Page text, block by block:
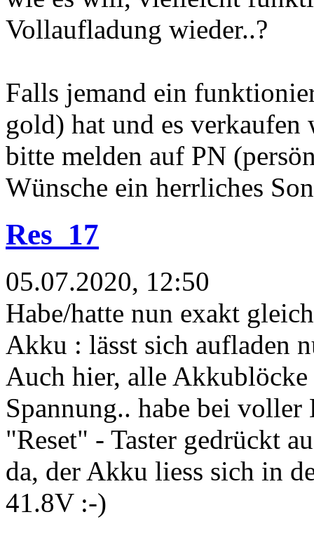
Vollaufladung wieder..?
Falls jemand ein
gold) hat und es verkaufen
bitte melden auf PN
Wünsche ein herrliches
Res_17
05.07.2020, 12:50
Habe/hatte nun exakt
Akku : lässt sich aufladen
Auch hier, alle
Spannung.. habe bei
"Reset" - Taster gedrückt
da, der Akku liess sich in
41.8V :-)